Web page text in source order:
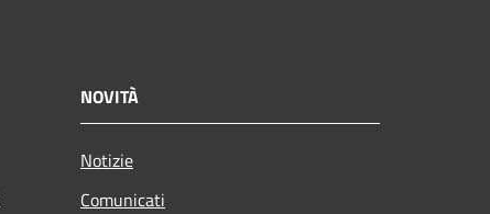
NOVITÀ
Notizie
Comunicati